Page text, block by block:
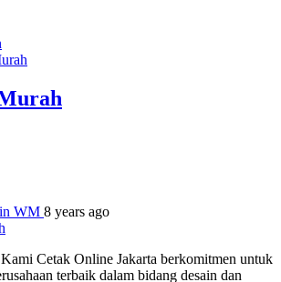
WM 8 years ago
Cetak Online Jakarta berkomitmen untuk
terbaik dalam bidang desain dan